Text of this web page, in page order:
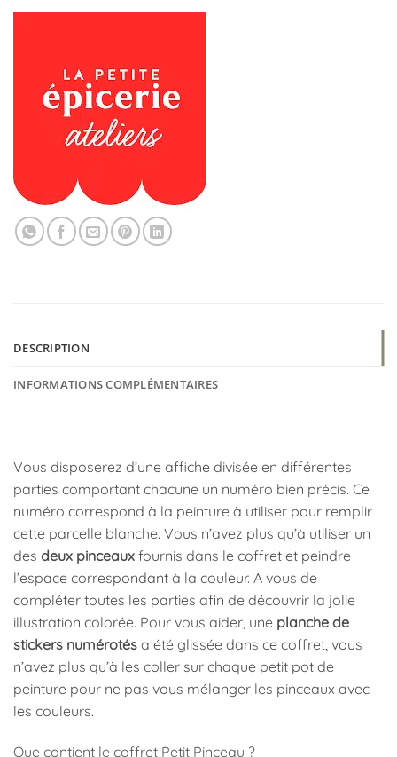
DESCRIPTION
INFORMATIONS COMPLÉMENTAIRES
Vous disposerez d’une affiche divisée en différentes
parties comportant chacune un numéro bien précis. Ce
numéro correspond à la peinture à utiliser pour remplir
cette parcelle blanche. Vous n’avez plus qu’à utiliser un
des deux pinceaux fournis dans le coffret et peindre
l’espace correspondant à la couleur. A vous de
compléter toutes les parties afin de découvrir la jolie
illustration colorée. Pour vous aider, une planche de
stickers numérotés a été glissée dans ce coffret, vous
n’avez plus qu’à les coller sur chaque petit pot de
peinture pour ne pas vous mélanger les pinceaux avec
les couleurs.
Que contient le coffret Petit Pinceau ?